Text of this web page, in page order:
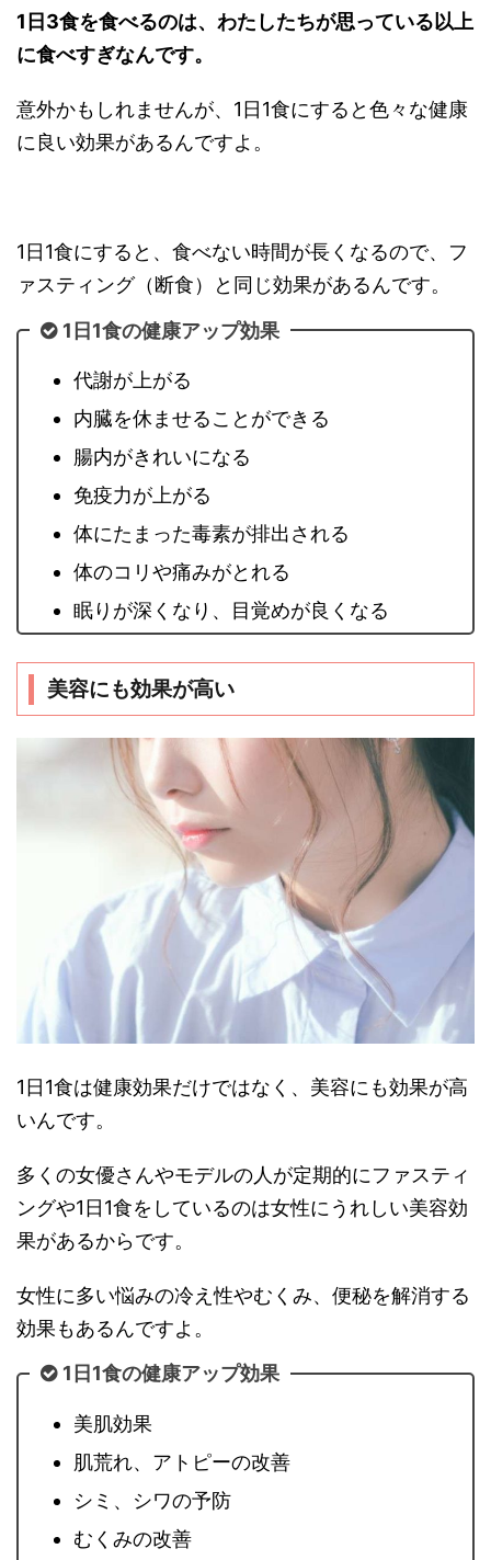
1日3食を食べるのは、わたしたちが思っている以上
に食べすぎなんです。
意外かもしれませんが、1日1食にすると色々な健康
に良い効果があるんですよ。
1日1食にすると、食べない時間が長くなるので、フ
ァスティング（断食）と同じ効果があるんです。
1日1食の健康アップ効果
代謝が上がる
内臓を休ませることができる
腸内がきれいになる
免疫力が上がる
体にたまった毒素が排出される
体のコリや痛みがとれる
眠りが深くなり、目覚めが良くなる
美容にも効果が高い
1日1食は健康効果だけではなく、美容にも効果が高
いんです。
多くの女優さんやモデルの人が定期的にファスティ
ングや1日1食をしているのは女性にうれしい美容効
果があるからです。
女性に多い悩みの冷え性やむくみ、便秘を解消する
効果もあるんですよ。
1日1食の健康アップ効果
美肌効果
肌荒れ、アトピーの改善
シミ、シワの予防
むくみの改善